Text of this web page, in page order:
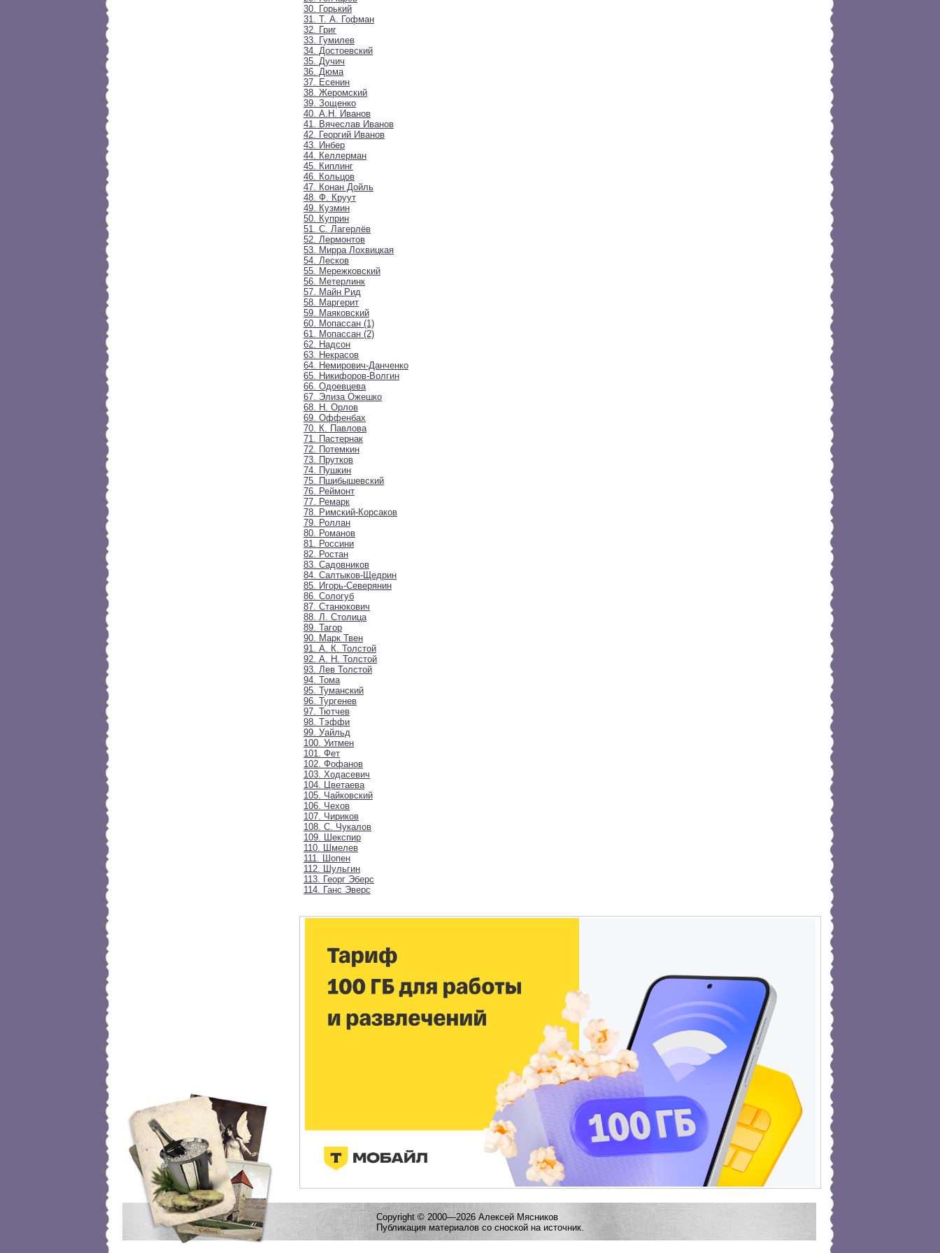
30. Горький
31. Т. А. Гофман
32. Григ
33. Гумилев
34. Достоевский
35. Дучич
36. Дюма
37. Есенин
38. Жеромский
39. Зощенко
40. А.Н. Иванов
41. Вячеслав Иванов
42. Георгий Иванов
43. Инбер
44. Келлерман
45. Киплинг
46. Кольцов
47. Конан Дойль
48. Ф. Круут
49. Кузмин
50. Куприн
51. С. Лагерлёв
52. Лермонтов
53. Мирра Лохвицкая
54. Лесков
55. Мережковский
56. Метерлинк
57. Майн Рид
58. Маргерит
59. Маяковский
60. Мопассан (1)
61. Мопассан (2)
62. Надсон
63. Некрасов
64. Немирович-Данченко
65. Никифоров-Волгин
66. Одоевцева
67. Элиза Ожешко
68. Н. Орлов
69. Оффенбах
70. К. Павлова
71. Пастернак
72. Потемкин
73. Прутков
74. Пушкин
75. Пшибышевский
76. Реймонт
77. Ремарк
78. Римский-Корсаков
79. Роллан
80. Романов
81. Россини
82. Ростан
83. Садовников
84. Салтыков-Щедрин
85. Игорь-Северянин
86. Сологуб
87. Станюкович
88. Л. Столица
89. Тагор
90. Марк Твен
91. А. К. Толстой
92. А. Н. Толстой
93. Лев Толстой
94. Тома
95. Туманский
96. Тургенев
97. Тютчев
98. Тэффи
99. Уайльд
100. Уитмен
101. Фет
102. Фофанов
103. Ходасевич
104. Цветаева
105. Чайковский
106. Чехов
107. Чириков
108. С. Чукалов
109. Шекспир
110. Шмелев
111. Шопен
112. Шульгин
113. Георг Эберс
114. Ганс Эверс
Copyright © 2000—2026 Алексей Мясников
Публикация материалов со сноской на источник.